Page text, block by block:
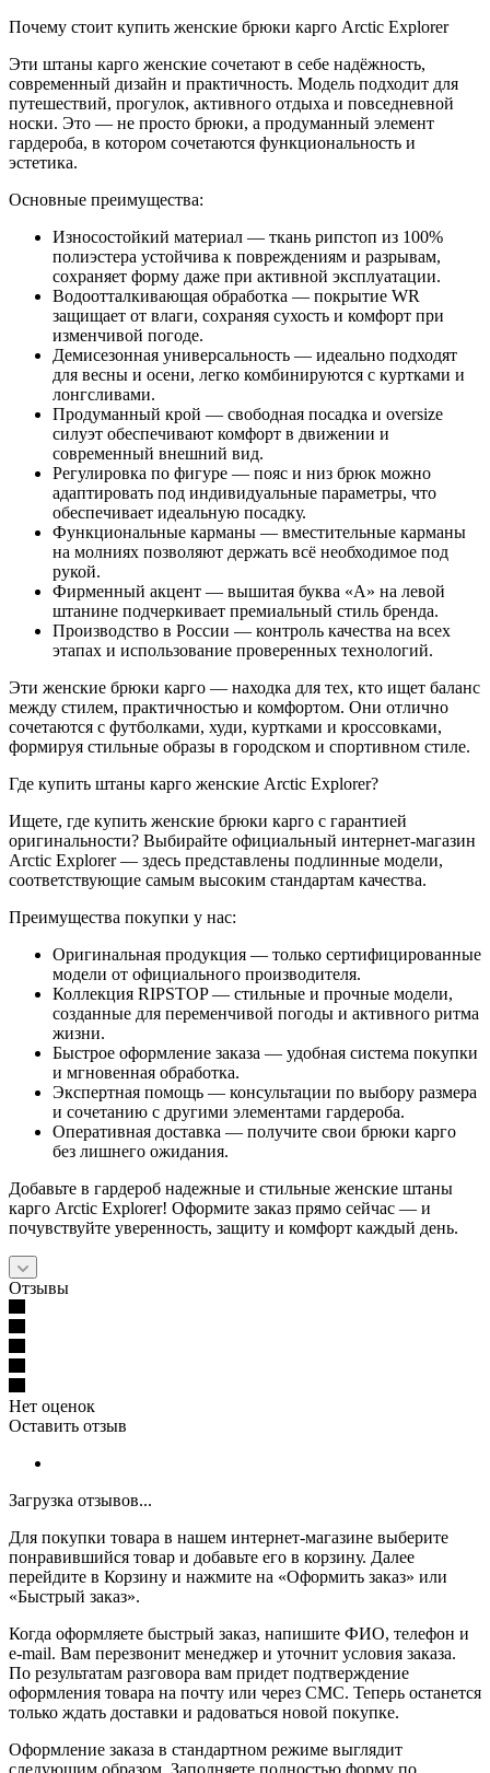
Почему стоит купить женские брюки карго Arctic Explorer
Эти штаны карго женские сочетают в себе надёжность,
современный дизайн и практичность. Модель подходит для
путешествий, прогулок, активного отдыха и повседневной
носки. Это — не просто брюки, а продуманный элемент
гардероба, в котором сочетаются функциональность и
эстетика.
Основные преимущества:
Износостойкий материал — ткань рипстоп из 100%
полиэстера устойчива к повреждениям и разрывам,
сохраняет форму даже при активной эксплуатации.
Водоотталкивающая обработка — покрытие WR
защищает от влаги, сохраняя сухость и комфорт при
изменчивой погоде.
Демисезонная универсальность — идеально подходят
для весны и осени, легко комбинируются с куртками и
лонгсливами.
Продуманный крой — свободная посадка и oversize
силуэт обеспечивают комфорт в движении и
современный внешний вид.
Регулировка по фигуре — пояс и низ брюк можно
адаптировать под индивидуальные параметры, что
обеспечивает идеальную посадку.
Функциональные карманы — вместительные карманы
на молниях позволяют держать всё необходимое под
рукой.
Фирменный акцент — вышитая буква «A» на левой
штанине подчеркивает премиальный стиль бренда.
Производство в России — контроль качества на всех
этапах и использование проверенных технологий.
Эти женские брюки карго — находка для тех, кто ищет баланс
между стилем, практичностью и комфортом. Они отлично
сочетаются с футболками, худи, куртками и кроссовками,
формируя стильные образы в городском и спортивном стиле.
Где купить штаны карго женские Arctic Explorer?
Ищете, где купить женские брюки карго с гарантией
оригинальности? Выбирайте официальный интернет-магазин
Arctic Explorer — здесь представлены подлинные модели,
соответствующие самым высоким стандартам качества.
Преимущества покупки у нас:
Оригинальная продукция — только сертифицированные
модели от официального производителя.
Коллекция RIPSTOP — стильные и прочные модели,
созданные для переменчивой погоды и активного ритма
жизни.
Быстрое оформление заказа — удобная система покупки
и мгновенная обработка.
Экспертная помощь — консультации по выбору размера
и сочетанию с другими элементами гардероба.
Оперативная доставка — получите свои брюки карго
без лишнего ожидания.
Добавьте в гардероб надежные и стильные женские штаны
карго Arctic Explorer! Оформите заказ прямо сейчас — и
почувствуйте уверенность, защиту и комфорт каждый день.
Отзывы
Нет оценок
Оставить отзыв
Загрузка отзывов...
Для покупки товара в нашем интернет-магазине выберите
понравившийся товар и добавьте его в корзину. Далее
перейдите в Корзину и нажмите на «Оформить заказ» или
«Быстрый заказ».
Когда оформляете быстрый заказ, напишите ФИО, телефон и
e-mail. Вам перезвонит менеджер и уточнит условия заказа.
По результатам разговора вам придет подтверждение
оформления товара на почту или через СМС. Теперь останется
только ждать доставки и радоваться новой покупке.
Оформление заказа в стандартном режиме выглядит
следующим образом. Заполняете полностью форму по